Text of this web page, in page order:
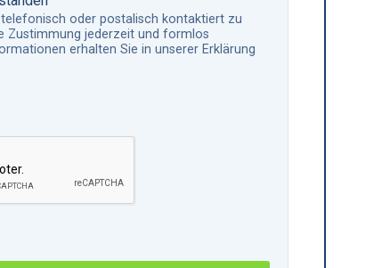
oder postalisch kontaktiert zu
Zustimmung jederzeit und formlos
erhalten Sie in unserer Erklärung